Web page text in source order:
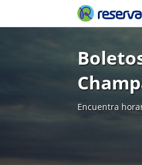
Encuentra